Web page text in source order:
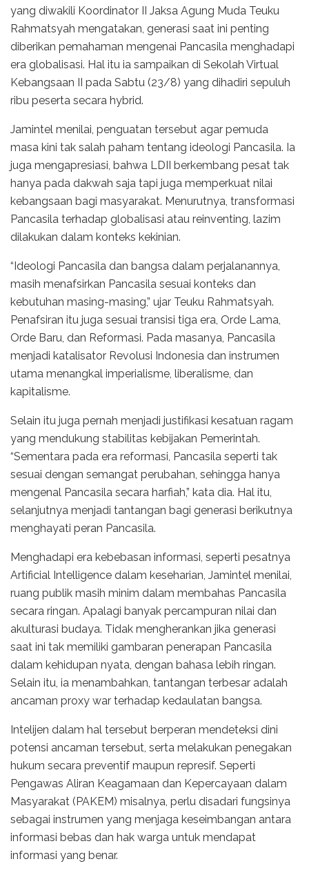
yang diwakili Koordinator II Jaksa Agung Muda Teuku
Rahmatsyah mengatakan, generasi saat ini penting
diberikan pemahaman mengenai Pancasila menghadapi
era globalisasi. Hal itu ia sampaikan di Sekolah Virtual
Kebangsaan II pada Sabtu (23/8) yang dihadiri sepuluh
ribu peserta secara hybrid.
Jamintel menilai, penguatan tersebut agar pemuda
masa kini tak salah paham tentang ideologi Pancasila. Ia
juga mengapresiasi, bahwa LDII berkembang pesat tak
hanya pada dakwah saja tapi juga memperkuat nilai
kebangsaan bagi masyarakat. Menurutnya, transformasi
Pancasila terhadap globalisasi atau reinventing, lazim
dilakukan dalam konteks kekinian.
“Ideologi Pancasila dan bangsa dalam perjalanannya,
masih menafsirkan Pancasila sesuai konteks dan
kebutuhan masing-masing,” ujar Teuku Rahmatsyah.
Penafsiran itu juga sesuai transisi tiga era, Orde Lama,
Orde Baru, dan Reformasi. Pada masanya, Pancasila
menjadi katalisator Revolusi Indonesia dan instrumen
utama menangkal imperialisme, liberalisme, dan
kapitalisme.
Selain itu juga pernah menjadi justifikasi kesatuan ragam
yang mendukung stabilitas kebijakan Pemerintah.
“Sementara pada era reformasi, Pancasila seperti tak
sesuai dengan semangat perubahan, sehingga hanya
mengenal Pancasila secara harfiah,” kata dia. Hal itu,
selanjutnya menjadi tantangan bagi generasi berikutnya
menghayati peran Pancasila.
Menghadapi era kebebasan informasi, seperti pesatnya
Artificial Intelligence dalam keseharian, Jamintel menilai,
ruang publik masih minim dalam membahas Pancasila
secara ringan. Apalagi banyak percampuran nilai dan
akulturasi budaya. Tidak mengherankan jika generasi
saat ini tak memiliki gambaran penerapan Pancasila
dalam kehidupan nyata, dengan bahasa lebih ringan.
Selain itu, ia menambahkan, tantangan terbesar adalah
ancaman proxy war terhadap kedaulatan bangsa.
Intelijen dalam hal tersebut berperan mendeteksi dini
potensi ancaman tersebut, serta melakukan penegakan
hukum secara preventif maupun represif. Seperti
Pengawas Aliran Keagamaan dan Kepercayaan dalam
Masyarakat (PAKEM) misalnya, perlu disadari fungsinya
sebagai instrumen yang menjaga keseimbangan antara
informasi bebas dan hak warga untuk mendapat
informasi yang benar.